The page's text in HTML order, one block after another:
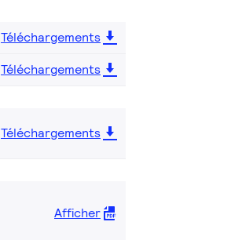
Téléchargements
Téléchargements
Téléchargements
Afficher